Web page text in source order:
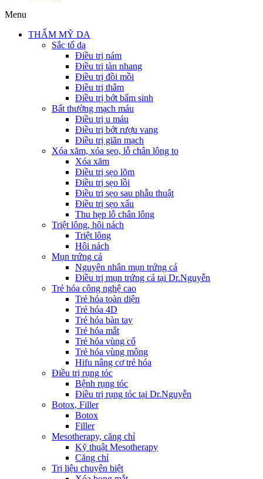
Menu
THẨM MỸ DA
Sắc tố da
Điều trị nám
Điều trị tàn nhang
Điều trị đồi mồi
Điều trị thâm
Điều trị bớt bẩm sinh
Bất thường mạch máu
Điều trị u máu
Điều trị bớt rượu vang
Điều trị giãn mạch
Xóa xăm, xóa sẹo, lỗ chân lông to
Xóa xăm
Điều trị sẹo lõm
Điều trị sẹo lồi
Điều trị sẹo sau phẫu thuật
Điều trị sẹo xấu
Thu hẹp lỗ chân lông
Triệt lông, hôi nách
Triệt lông
Hôi nách
Mụn trứng cá
Nguyên nhân mụn trứng cá
Điều trị mụn trứng cá tại Dr.Nguyễn
Trẻ hóa công nghệ cao
Trẻ hóa toàn diện
Trẻ hóa 4D
Trẻ hóa bàn tay
Trẻ hóa mắt
Trẻ hóa vùng cổ
Trẻ hóa vùng mông
Hifu nâng cơ trẻ hóa
Điều trị rụng tóc
Bệnh rụng tóc
Điều trị rụng tóc tại Dr.Nguyễn
Botox, Filler
Botox
Filler
Mesotherapy, căng chỉ
Kỹ thuật Mesotherapy
Căng chỉ
Trị liệu chuyên biệt